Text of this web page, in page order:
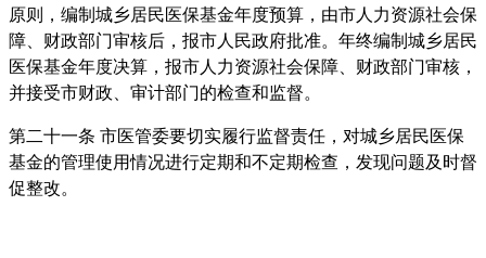
原则，编制城乡居民医保基金年度预算，由市人力资源社会保
障、财政部门审核后，报市人民政府批准。年终编制城乡居民
医保基金年度决算，报市人力资源社会保障、财政部门审核，
并接受市财政、审计部门的检查和监督。
第二十一条 市医管委要切实履行监督责任，对城乡居民医保
基金的管理使用情况进行定期和不定期检查，发现问题及时督
促整改。